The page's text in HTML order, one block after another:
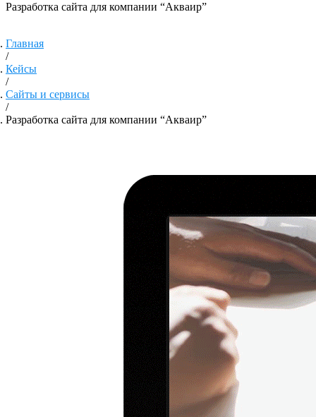
Разработка сайта для компании “Акваир”
Главная
/
Кейсы
/
Сайты и сервисы
/
Разработка сайта для компании “Акваир”